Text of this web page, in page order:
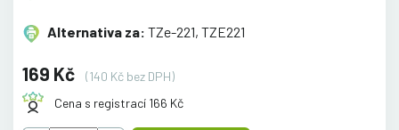
Alternativa za: TZe-221, TZE221
169 Kč
(140 Kč bez DPH)
Cena s registrací 166 Kč